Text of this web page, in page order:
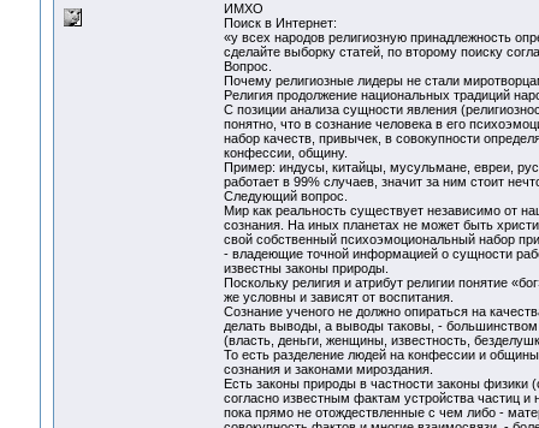
ИМХО
Поиск в Интернет:
«у всех народов религиозную принадлежность
сделайте выборку статей, по второму поиску
Вопрос.
Почему религиозные лидеры не стали
Религия продолжение национальных традиций
С позиции анализа сущности явления
понятно, что в сознание человека в его
набор качеств, привычек, в совокупности
конфессии, общину.
Пример: индусы, китайцы, мусульмане, евреи,
работает в 99% случаев, значит за ним стоит
Следующий вопрос.
Мир как реальность существует независимо от
сознания. На иных планетах не может быть
свой собственный психоэмоциональный набор
- владеющие точной информацией о сущности
известны законы природы.
Поскольку религия и атрибут религии понятие
же условны и зависят от воспитания.
Сознание ученого не должно опираться на
делать выводы, а выводы таковы, -
(власть, деньги, женщины, известность,
То есть разделение людей на конфессии и
сознания и законами мироздания.
Есть законы природы в частности законы физики
согласно известным фактам устройства частиц и
пока прямо не отождествленные с чем либо -